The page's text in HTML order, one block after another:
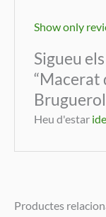
Show only
Sigueu
“Macerat
Heu d'estar
Productes